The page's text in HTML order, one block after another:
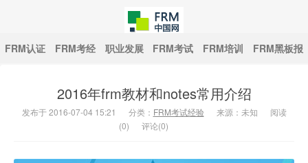
中国FRM网
FRM认证 FRM考经 职业发展 FRM考试 FRM培训 FRM黑板报
2016年frm教材和notes常用介绍
发布于 2016-07-04 15:21 分类： FRM考试经验 来源：未知
阅读
(0) 评论(0)